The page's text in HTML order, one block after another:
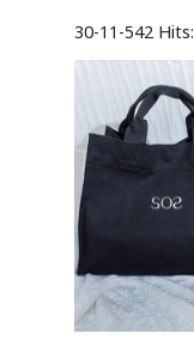
30-11-542 Hits: